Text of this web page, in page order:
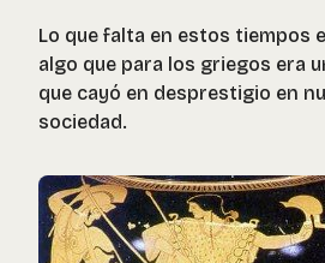
Lo que falta en estos tiempos
algo que para los griegos era
que cayó en desprestigio en
sociedad.